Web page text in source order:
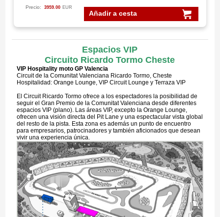
Añadir a cesta
Precio: 3959.00 EUR
Espacios VIP
Circuito Ricardo Tormo Cheste
VIP Hospitality moto GP Valencia
Circuit de la Comunitat Valenciana Ricardo Tormo, Cheste
Hospitalidad: Orange Lounge, VIP Circuit Lounge y Terraza VIP
El Circuit Ricardo Tormo ofrece a los espectadores la posibilidad de
seguir el Gran Premio de la Comunitat Valenciana desde diferentes
espacios VIP (plano). Las áreas VIP, excepto la Orange Lounge,
ofrecen una visión directa del Pit Lane y una espectacular vista global
del resto de la pista. Esta zona es además un punto de encuentro
para empresarios, patrocinadores y también aficionados que desean
vivir una experiencia única.